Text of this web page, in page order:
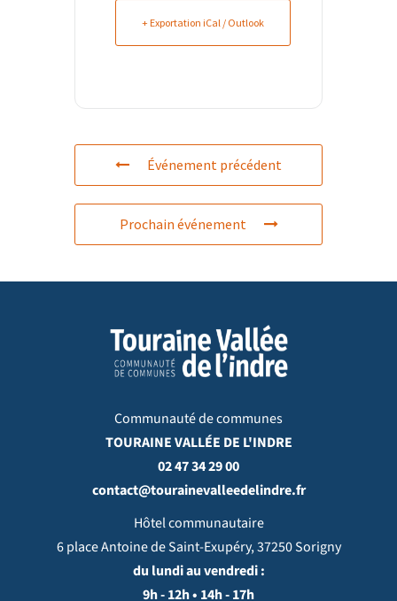
+ Exportation iCal / Outlook
Événement précédent
Prochain événement
Communauté de communes
TOURAINE VALLÉE DE L'INDRE
02 47 34 29 00
contact@tourainevalleedelindre.fr
Hôtel communautaire
6 place Antoine de Saint-Exupéry, 37250 Sorigny
du lundi au vendredi :
9h - 12h • 14h - 17h